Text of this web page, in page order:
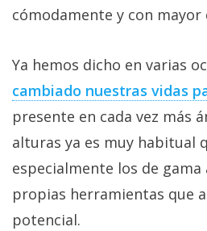
Sorteos
Foros
Contacto
Sobre
nosotros
/
Publicidad
cómodamente y con mayor
Ya hemos dicho en varias
cambiado nuestras vidas
presente en cada vez más
alturas ya es muy habitual
especialmente los de
propias herramientas que
potencial.